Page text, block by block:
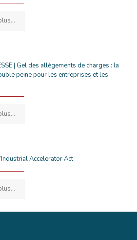
| Gel des allègements de charges : la
peine pour les entreprises et les
Accelerator Act